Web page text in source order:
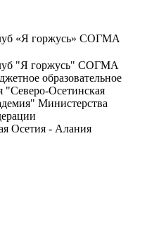
«Я горжусь» СОГМА
"Я горжусь" СОГМА
образовательное
"Северо-Осетинская
Министерства
Осетия - Алания